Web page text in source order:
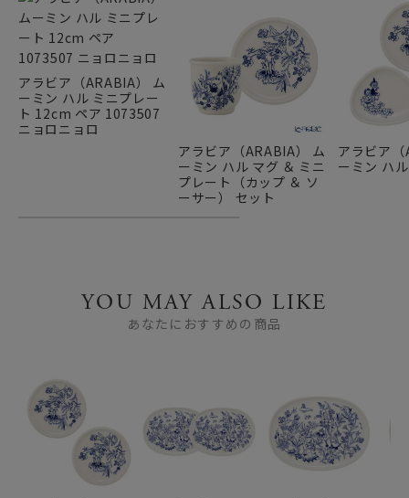
アラビア（ARABIA） ム
ーミン ハル ミニプレー
ト 12cm ペア 1073507
ニョロニョロ
アラビア（ARABIA） ム
ーミン ハル マグ ＆ ミニ
プレート（カップ ＆ ソ
ーサー） セット
アラビア
ーミン ハ
YOU MAY ALSO LIKE
あなたにおすすめの商品